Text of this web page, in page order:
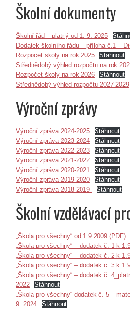
Školní dokumenty
Školní řád – platný od 1. 9. 2025
Dodatek školního řádu – příloha č.1 –
Rozpočet školy na rok 2025
Stáhnout
Střednědobý výhled rozpočtu na rok
Rozpočet školy na rok 2026
Stáhnout
Střednědobý výhled rozpočtu 2027-2029
Výroční zprávy
Výroční zpráva 2024-2025
Stáhnout
Výroční zpráva 2023-2024
Stáhnout
Výroční zpráva 2022-2023
Stáhnout
Výroční zpráva 2021-2022
Stáhnout
Výroční zpráva 2020-2021
Stáhnout
Výroční zpráva 2019-2020
Stáhnout
Výroční zpráva 2018-2019
Stáhnout
Školní vzdělávací
„Škola pro všechny“ od 1.9.2009 (PDF)
„Škola pro všechny“ – dodatek č. 1 k
„Škola pro všechny“ – dodatek č. 2 k
„Škola pro všechny“ – dodatek č. 3 k
„Škola pro všechny“ – dodatek č.
2022
Stáhnout
„Škola pro všechny“ dodatek č. 5 –
9. 2024
Stáhnout